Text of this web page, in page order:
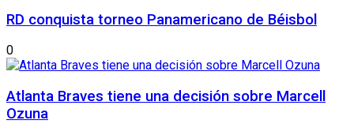
RD conquista torneo Panamericano de Béisbol
0
Atlanta Braves tiene una decisión sobre Marcell
Ozuna